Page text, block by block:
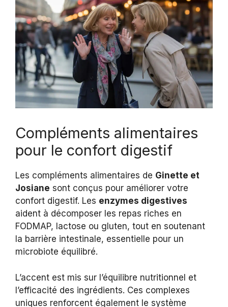
Compléments alimentaires
pour le confort digestif
Les compléments alimentaires de Ginette et
Josiane sont conçus pour améliorer votre
confort digestif. Les enzymes digestives
aident à décomposer les repas riches en
FODMAP, lactose ou gluten, tout en soutenant
la barrière intestinale, essentielle pour un
microbiote équilibré.
L’accent est mis sur l’équilibre nutritionnel et
l’efficacité des ingrédients. Ces complexes
uniques renforcent également le système